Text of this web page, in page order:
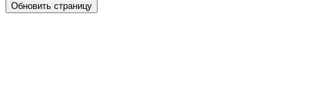
Обновить страницу